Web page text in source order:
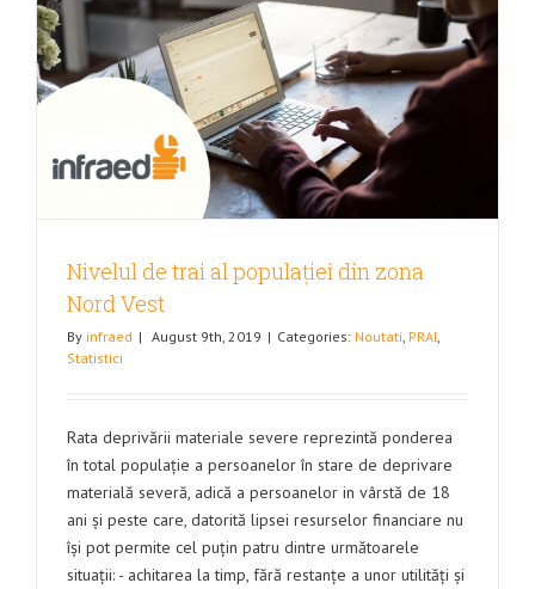
Nivelul de trai al populației din zona
Nord Vest
By infraed | August 9th, 2019 | Categories: Noutati PRAI
Statistici
Rata deprivării materiale severe reprezintă ponderea
în total populație a persoanelor în stare de deprivare
materială severă, adică a persoanelor in vârstă de 18
ani și peste care, datorită lipsei resurselor financiare nu
își pot permite cel puțin patru dintre următoarele
situații: - achitarea la timp, fără restanțe a unor utilități și